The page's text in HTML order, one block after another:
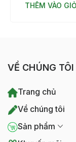
THÊM VÀO GIỎ
VỀ CHÚNG TÔI
Trang chủ
Về chúng tôi
Sản phẩm